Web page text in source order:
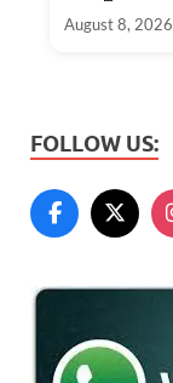
August 8, 2026
FOLLOW US: